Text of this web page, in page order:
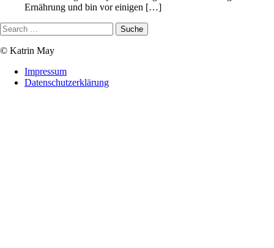
Ernährung und bin vor einigen […]
© Katrin May
Impressum
Datenschutzerklärung